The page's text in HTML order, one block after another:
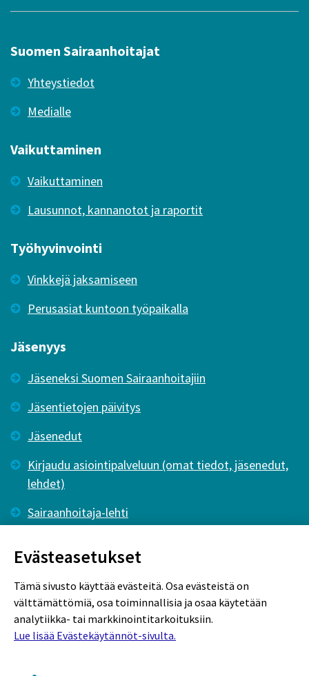
Suomen Sairaanhoitajat
Yhteystiedot
Medialle
Vaikuttaminen
Vaikuttaminen
Lausunnot, kannanotot ja raportit
Työhyvinvointi
Vinkkejä jaksamiseen
Perusasiat kuntoon työpaikalla
Jäsenyys
Jäseneksi Suomen Sairaanhoitajiin
Jäsentietojen päivitys
Jäsenedut
Kirjaudu asiointipalveluun (omat tiedot, jäsenedut,
lehdet)
Sairaanhoitaja-lehti
Rekisteriseloste
Evästeasetukset
Tämä sivusto käyttää evästeitä. Osa evästeistä on
välttämättömiä, osa toiminnallisia ja osaa käytetään
analytiikka- tai markkinointitarkoituksiin.
Lue lisää Evästekäytännöt-sivulta.